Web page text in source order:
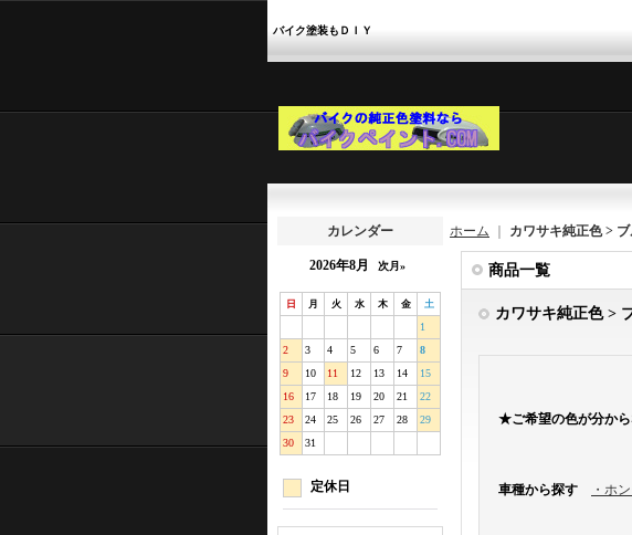
バイク塗装もＤＩＹ
カレンダー
2026年8月 次月»
日 月 火 水 木 金 土
1
2
3 4 5 6 7
8
9
10 11 12 13 14
15
16
17 18 19 20 21
22
23
24 25 26 27 28
29
30
31
定休日
ホーム カワサキ純正色 >
商品一覧
カワサキ純正色 >
★ご希望の色が分から
車種から探す ・ホ